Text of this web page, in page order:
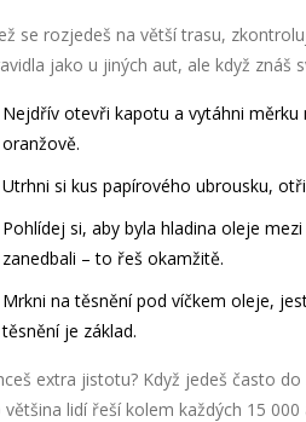
se rozjedeš na větší trasu,
jako u jiných aut, ale když znáš
Nejdřív otevři kapotu a vytáhni měrku
oranžově.
Utrhni si kus papírového ubrousku,
Pohlídej si, aby byla hladina oleje
zanedbali – to řeš okamžitě.
Mrkni na těsnění pod víčkem oleje,
těsnění je základ.
extra jistotu? Když jedeš často
lidí řeší kolem každých 15